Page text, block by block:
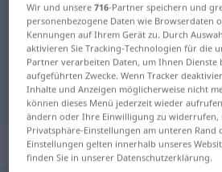
Deutsch-Ungarisch
für "bissig"
"bissig" Ungarisch
„bissig“
Wir und unsere716-Partner speichern und
personenbezogene Daten wie Browserdaten
Kennungen auf Ihrem Gerät zu. Durch
aktivieren Sie Tracking-Technologien für die
Partner verarbeiten Daten, um Ihnen Dienste
aufgeführten Zwecke. Wenn Tracker
Inhalte und Anzeigen möglicherweise nicht
können dieses Menü jederzeit wieder
ändern oder Ihre Einwilligung zu widerrufen,
Privatsphäre-Einstellungen am unteren Rand
Einstellungen gelten innerhalb unseres
finden Sie in unserer Datenschutzerklärung.